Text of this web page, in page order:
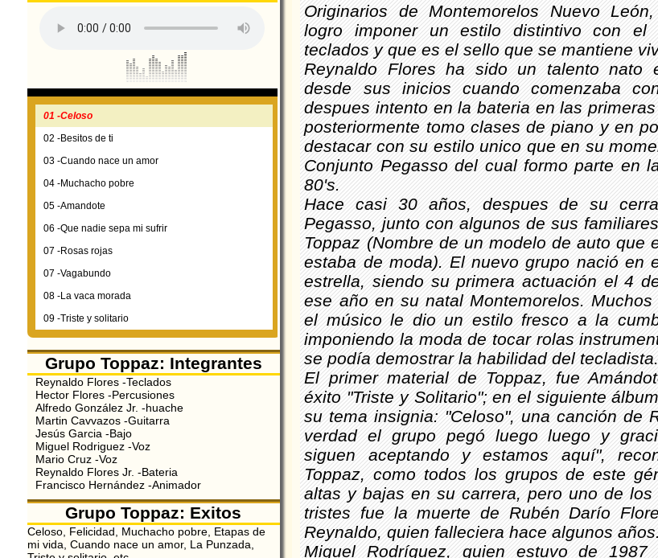
01 -Celoso
02 -Besitos de ti
03 -Cuando nace un amor
04 -Muchacho pobre
05 -Amandote
06 -Que nadie sepa mi sufrir
07 -Rosas rojas
07 -Vagabundo
08 -La vaca morada
09 -Triste y solitario
Grupo Toppaz: Integrantes
Reynaldo Flores -Teclados
Hector Flores -Percusiones
Alfredo González Jr. -huache
Martin Cavvazos -Guitarra
Jesús Garcia -Bajo
Miguel Rodriguez -Voz
Mario Cruz -Voz
Reynaldo Flores Jr. -Bateria
Francisco Hernández -Animador
Grupo Toppaz: Exitos
Celoso, Felicidad, Muchacho pobre, Etapas de
mi vida, Cuando nace un amor, La Punzada,
Originarios de Montemorelos Nuevo
logro imponer un estilo distintivo con el
teclados y que es el sello que se mantiene
Reynaldo Flores ha sido un talento nato
desde sus inicios cuando comenzaba
despues intento en la bateria en las
posteriormente tomo clases de piano y en
destacar con su estilo unico que en su
Conjunto Pegasso del cual formo parte en
80's.
Hace casi 30 años, despues de su
Pegasso, junto con algunos de sus
Toppaz (Nombre de un modelo de auto que
estaba de moda). El nuevo grupo nació en
estrella, siendo su primera actuación el 4
ese año en su natal Montemorelos. Muchos
el músico le dio un estilo fresco a la
imponiendo la moda de tocar rolas
se podía demostrar la habilidad del tecladista.
El primer material de Toppaz, fue
éxito "Triste y Solitario"; en el siguiente
su tema insignia: "Celoso", una canción de
verdad el grupo pegó luego luego y
siguen aceptando y estamos aquí",
Toppaz, como todos los grupos de este
altas y bajas en su carrera, pero uno de los
tristes fue la muerte de Rubén Darío
Reynaldo, quien falleciera hace algunos años.
Miguel Rodríguez, quien estuvo de 1987